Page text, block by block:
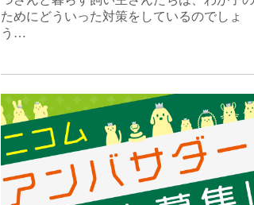
ためにどういった対策をしているのでしょ
う…